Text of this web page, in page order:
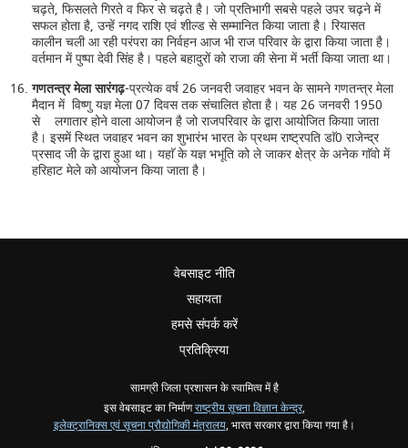
चढ़ते, फिसलते गिरते व फिर से चढ़ते है। जो प्रतिभागी सबसे पहले उपर चढ़ने में
सफल होता है, उन्हें नगद राशि एवं शील्ड से सम्मानित किया जाता है। रियासत
कालीन चली आ रही परंपरा का निर्वहन आज भी राज परिवार के द्वारा किया जाता है।
वर्तमान में पुष्पा देवी सिंह है। पहले बहादुरों को राजा की सेना में भर्ती किया जाता था।
गणतन्त्र मेला सारंगढ़-प्रत्येक वर्ष 26 जनवरी जवाहर भवन के सामने गणतन्त्र मेला
मैदान में विष्णु यज्ञ मेला 07 दिवस तक संचालित होता है। यह 26 जनवरी 1950
से लगातार होने वाला आयोजन है जो राजपरिवार के द्वारा आयोजित कियाा जाता
है। इसमें स्थित जवाहर भवन का शुभारंभ भारत के प्रथम राष्ट्रपति डाॅ0 राजेन्द्र
प्रसाद जी के द्वारा हुआ था। यहाॅ के यज्ञ भभूति को ले जाकर क्षेत्र के अनेक गाॅवो में
हरिहाट मेले को आयोजन किया जाता है।
वेबसाइट नीति
सहायता
हमसे संपर्क करें
प्रतिक्रिया
सामग्री जिला प्रशासन के स्वामित्व में है
इस वेबसाइट का निर्माणराष्ट्रीय सूचना विज्ञान केन्द्र,
इलेक्ट्रानिक्स एवं सूचना प्रौद्योगिकी मंत्रालय, भारत सरकार द्वारा किया गया है।